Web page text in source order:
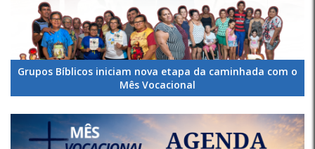
Grupos Bíblicos iniciam nova etapa da caminhada com o
Mês Vocacional